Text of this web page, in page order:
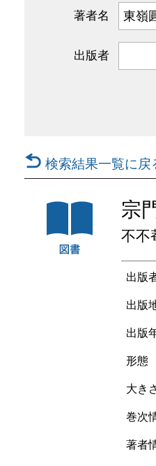
著者名
出版者
検索結果一覧に戻
宗
不不
出版
出版
出版
形態
大き
巻次
著者